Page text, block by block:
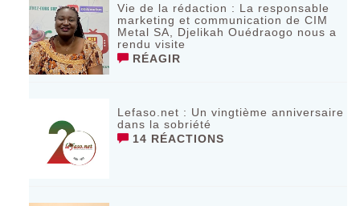
Vie de la rédaction : La responsable
marketing et communication de CIM
Metal SA, Djelikah Ouédraogo nous a
rendu visite
RÉAGIR
Lefaso.net : Un vingtième anniversaire
dans la sobriété
14 RÉACTIONS